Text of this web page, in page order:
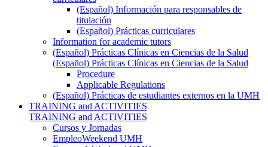
(Español) Información para responsables de
titulación
(Español) Prácticas curriculares
Information for academic tutors
(Español) Prácticas Clínicas en Ciencias de la Salud
(Español) Prácticas Clínicas en Ciencias de la Salud
Procedure
Applicable Regulations
(Español) Prácticas de estudiantes externos en la UMH
TRAINING and ACTIVITIES
TRAINING and ACTIVITIES
Cursos y Jornadas
EmpleoWeekend UMH